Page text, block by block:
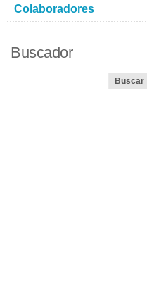
Colaboradores
Buscador